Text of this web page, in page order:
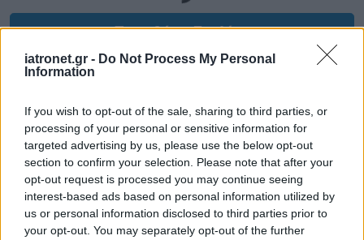
iatronet.gr - Do Not Process My Personal
Information
If you wish to opt-out of the sale, sharing to third parties, or
processing of your personal or sensitive information for
targeted advertising by us, please use the below opt-out
section to confirm your selection. Please note that after your
opt-out request is processed you may continue seeing
interest-based ads based on personal information utilized by
us or personal information disclosed to third parties prior to
your opt-out. You may separately opt-out of the further
Προσθήκη Σχολίου